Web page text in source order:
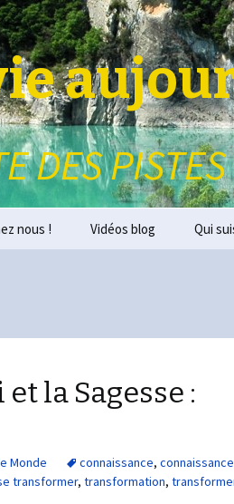
DES
nous ! Vidéos blog Qui
la Sagesse :
Monde connaissance,
transformer, transformation,